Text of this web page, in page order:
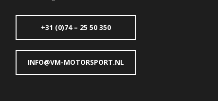
+31 (0)74 – 25 50 350
INFO@VM-MOTORSPORT.NL